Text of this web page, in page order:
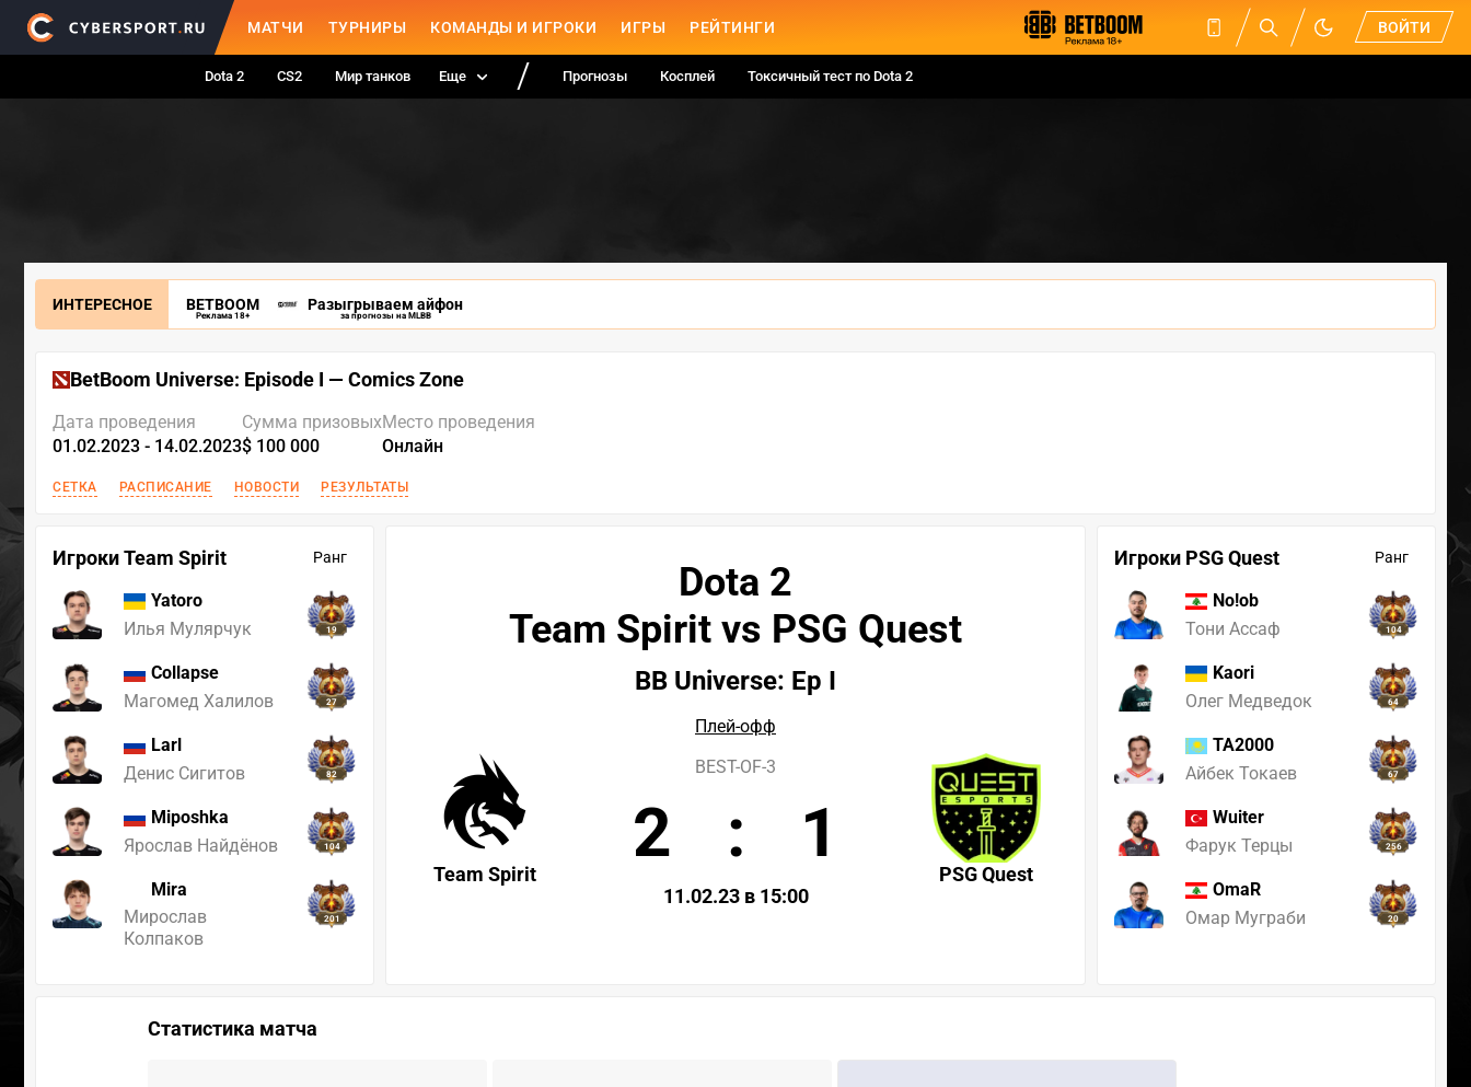
МАТЧИ ТУРНИРЫ КОМАНДЫ И ИГРОКИ ИГРЫ РЕЙТИНГИ ВОЙТИ
Dota 2 CS2 Мир танков Еще Прогнозы Косплей Токсичный тест по Dota 2
ИНТЕРЕСНОЕ BETBOOM
Реклама 18+
Разыгрываем айфон
за прогнозы на MLBB
BetBoom Universe: Episode I — Comics Zone
Дата проведения
01.02.2023 - 14.02.2023
Сумма призовых
$ 100 000
Место проведения
Онлайн
СЕТКА РАСПИСАНИЕ НОВОСТИ РЕЗУЛЬТАТЫ
Игроки Team Spirit Ранг
Yatoro
Илья Мулярчук
19
Collapse
Магомед Халилов
27
Larl
Денис Сигитов
82
Miposhka
Ярослав Найдёнов
104
Mira
Мирослав
Колпаков
201
Игроки PSG Quest Ранг
No!ob
Тони Ассаф
104
Kaori
Олег Медведок
64
TA2000
Айбек Токаев
67
Wuiter
Фарук Терцы
256
OmaR
Омар Муграби
20
Dota 2
Team Spirit vs PSG Quest
BB Universe: Ep I
Плей-офф
Team Spirit PSG Quest
BEST-OF-3
2 : 1
11.02.23 в 15:00
Статистика матча